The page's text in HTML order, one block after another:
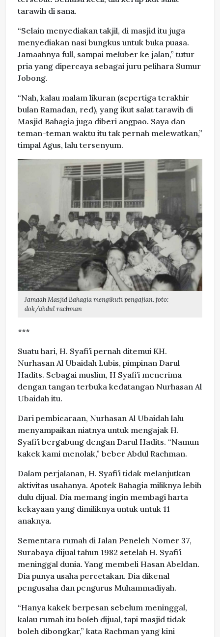
tarawih di sana.
“Selain menyediakan takjil, di masjid itu juga
menyediakan nasi bungkus untuk buka puasa.
Jamaahnya full, sampai meluber ke jalan,” tutur
pria yang dipercaya sebagai juru pelihara Sumur
Jobong.
“Nah, kalau malam likuran (sepertiga terakhir
bulan Ramadan, red), yang ikut salat tarawih di
Masjid Bahagia juga diberi angpao. Saya dan
teman-teman waktu itu tak pernah melewatkan,”
timpal Agus, lalu tersenyum.
Jamaah Masjid Bahagia mengikuti pengajian. foto:
dok/abdul rachman
***
Suatu hari, H. Syafi’i pernah ditemui KH.
Nurhasan Al Ubaidah Lubis, pimpinan Darul
Hadits. Sebagai muslim, H Syafi’i menerima
dengan tangan terbuka kedatangan Nurhasan Al
Ubaidah itu.
Dari pembicaraan, Nurhasan Al Ubaidah lalu
menyampaikan niatnya untuk mengajak H.
Syafi’i bergabung dengan Darul Hadits. “Namun
kakek kami menolak,” beber Abdul Rachman.
Dalam perjalanan, H. Syafi’i tidak melanjutkan
aktivitas usahanya. Apotek Bahagia miliknya lebih
dulu dijual. Dia memang ingin membagi harta
kekayaan yang dimiliknya untuk untuk 11
anaknya.
Sementara rumah di Jalan Peneleh Nomer 37,
Surabaya dijual tahun 1982 setelah H. Syafi’i
meninggal dunia. Yang membeli Hasan Abeldan.
Dia punya usaha percetakan. Dia dikenal
pengusaha dan pengurus Muhammadiyah.
“Hanya kakek berpesan sebelum meninggal,
kalau rumah itu boleh dijual, tapi masjid tidak
boleh dibongkar,” kata Rachman yang kini